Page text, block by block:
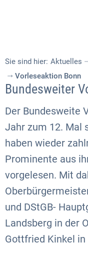
Sie sind hier: Aktuelles
Vorleseaktion Bonn
Bundesweiter
Der Bundesweite
Jahr zum 12. Mal
haben wieder
Prominente aus
vorgelesen. Mit
und DStGB-
Landsberg in der
Gottfried Kinkel in